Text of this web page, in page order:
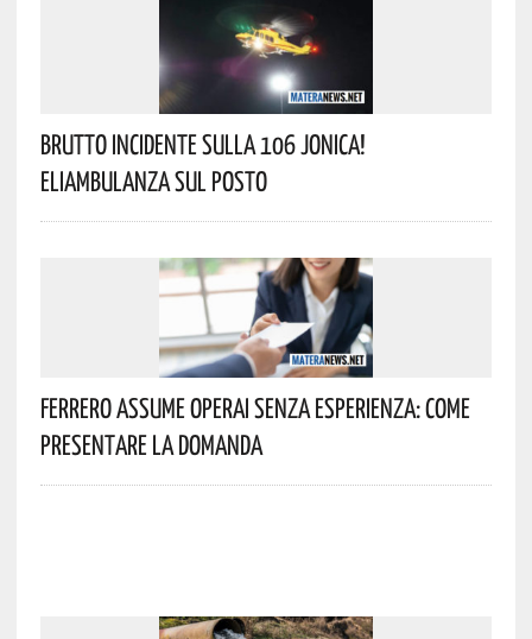
Brutto Incidente Sulla 106 Jonica!
Eliambulanza Sul Posto
Ferrero Assume Operai Senza Esperienza: Come
Presentare La Domanda